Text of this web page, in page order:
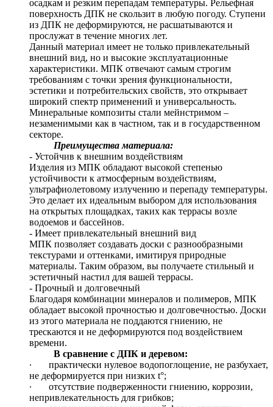
осадкам и резким перепадам температуры. Рельефная
поверхность ДПК не скользит в любую погоду. Ступени
из ДПК не деформируются, не расшатываются и
прослужат в течение многих лет.
Данный материал имеет не только привлекательный
внешний вид, но и высокие эксплуатационные
характеристики. МПК отвечают самым строгим
требованиям с точки зрения функциональности,
эстетики и потребительских свойств, это открывает
широкий спектр применений и универсальность.
Минеральные композиты стали мейнстримом –
незаменимыми как в частном, так и в государственном
секторе.
Преимущества материала:
- Устойчив к внешним воздействиям
Изделия из МПК обладают высокой степенью
устойчивости к атмосферным воздействиям,
ультрафиолетовому излучению и перепаду температуры.
Это делает их идеальным выбором для использования
на открытых площадках, таких как террасы возле
водоемов и бассейнов.
- Имеет привлекательный внешний вид
МПК позволяет создавать доски с разнообразными
текстурами и оттенками, имитируя природные
материалы. Таким образом, вы получаете стильный и
эстетичный настил для вашей террасы.
- Прочный и долговечный
Благодаря комбинации минералов и полимеров, МПК
обладает высокой прочностью и долговечностью. Доски
из этого материала не поддаются гниению, не
трескаются и не деформируются под воздействием
времени.
В сравнение с ДПК и деревом:
∙
практически нулевое водопоглощение, не разбухает,
не деформируется при низких t°;
∙
отсутствие подверженности гниению, коррозии,
непривлекательность для грибков;